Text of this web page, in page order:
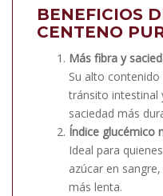
BENEFICIOS
CENTENO
Más fibra y
Su alto
tránsito intestinal
saciedad más
Índice glucémico
Ideal para
azúcar en
más lenta.